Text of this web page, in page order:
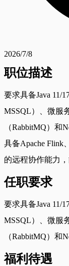
2026/7/8
职位描述
要求具备Java 11/
MSSQL）、微服
（RabbitMQ）和
具备Apache Flink
的远程协作能力
任职要求
要求具备Java 11/
MSSQL）、微服
（RabbitMQ）和
福利待遇